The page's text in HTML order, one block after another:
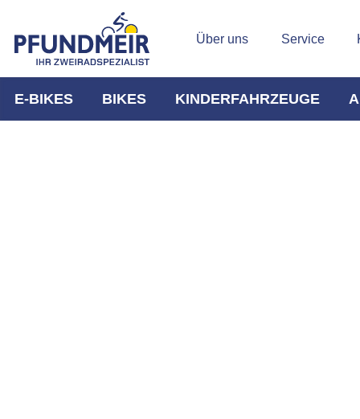
Über uns Service
E-BIKES BIKES KINDERFAHRZEUGE